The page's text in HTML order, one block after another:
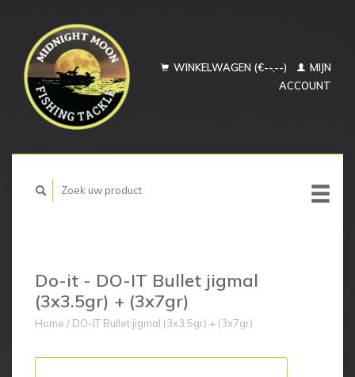
WINKELWAGEN (€--,--)
MIJN
ACCOUNT
Do-it - DO-IT Bullet jigmal
(3x3.5gr) + (3x7gr)
Home / DO-IT Bullet jigmal (3x3.5gr) + (3x7gr)